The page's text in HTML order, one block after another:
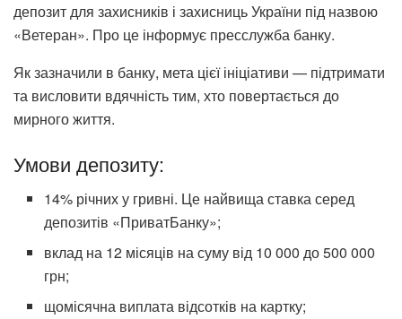
депозит для захисників і захисниць України під назвою
«Ветеран». Про це інформує пресслужба банку.
Як зазначили в банку, мета цієї ініціативи — підтримати
та висловити вдячність тим, хто повертається до
мирного життя.
Умови депозиту:
14% річних у гривні. Це найвища ставка серед
депозитів «ПриватБанку»;
вклад на 12 місяців на суму від 10 000 до 500 000
грн;
щомісячна виплата відсотків на картку;